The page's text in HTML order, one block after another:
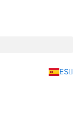
ES
IT